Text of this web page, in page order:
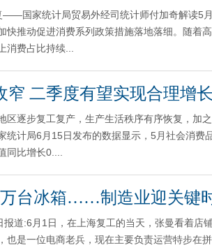
——国家统计局贸易外经司统计师付加奇解读5
快推动促进消费系列政策措施落地落细。随着
消费占比持续...
窄 二季度有望实现合理增
区逐步复工复产，生产生活秩序有序恢复，
统计局6月15日发布的数据显示，5月社会消
同比增长0....
万台冰箱……制造业迎关键
报道:6月1日，在上海复工的当天，张曼看着
也是一位电商老兵，现在主要负责运营特步在